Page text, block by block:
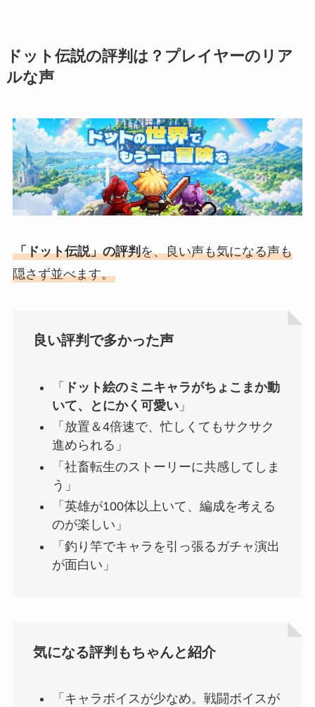
ドット伝説の評判は？プレイヤーのリア
ルな声
「ドット伝説」の評判を、良い声も気になる声も
隠さず並べます。
良い評判で多かった声
「 ドット絵のミニキャラがちょこまか動
いて、とにかく可愛い」
「放置＆4倍速で、忙しくてもサクサク
進められる」
「社畜転生のストーリーに共感してしま
う」
「英雄が100体以上いて、編成を考える
のが楽しい」
「釣り竿でキャラを引っ張るガチャ演出
が面白い」
気になる評判もちゃんと紹介
「キャラボイスが少なめ。戦闘ボイスが